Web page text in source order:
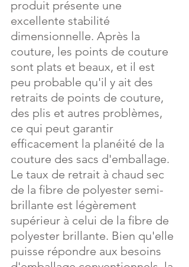
produit présente une
excellente stabilité
dimensionnelle. Après la
couture, les points de couture
sont plats et beaux, et il est
peu probable qu'il y ait des
retraits de points de couture,
des plis et autres problèmes,
ce qui peut garantir
efficacement la planéité de la
couture des sacs d'emballage.
Le taux de retrait à chaud sec
de la fibre de polyester semi-
brillante est légèrement
supérieur à celui de la fibre de
polyester brillante. Bien qu'elle
puisse répondre aux besoins